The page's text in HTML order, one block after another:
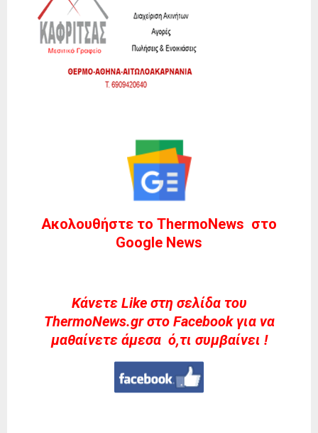
Ακολουθήστε το ThermoNews στο
Google News
Kάνετε Like στη σελίδα του
ThermoNews.gr στο Facebook για να
μαθαίνετε άμεσα ό,τι συμβαίνει !